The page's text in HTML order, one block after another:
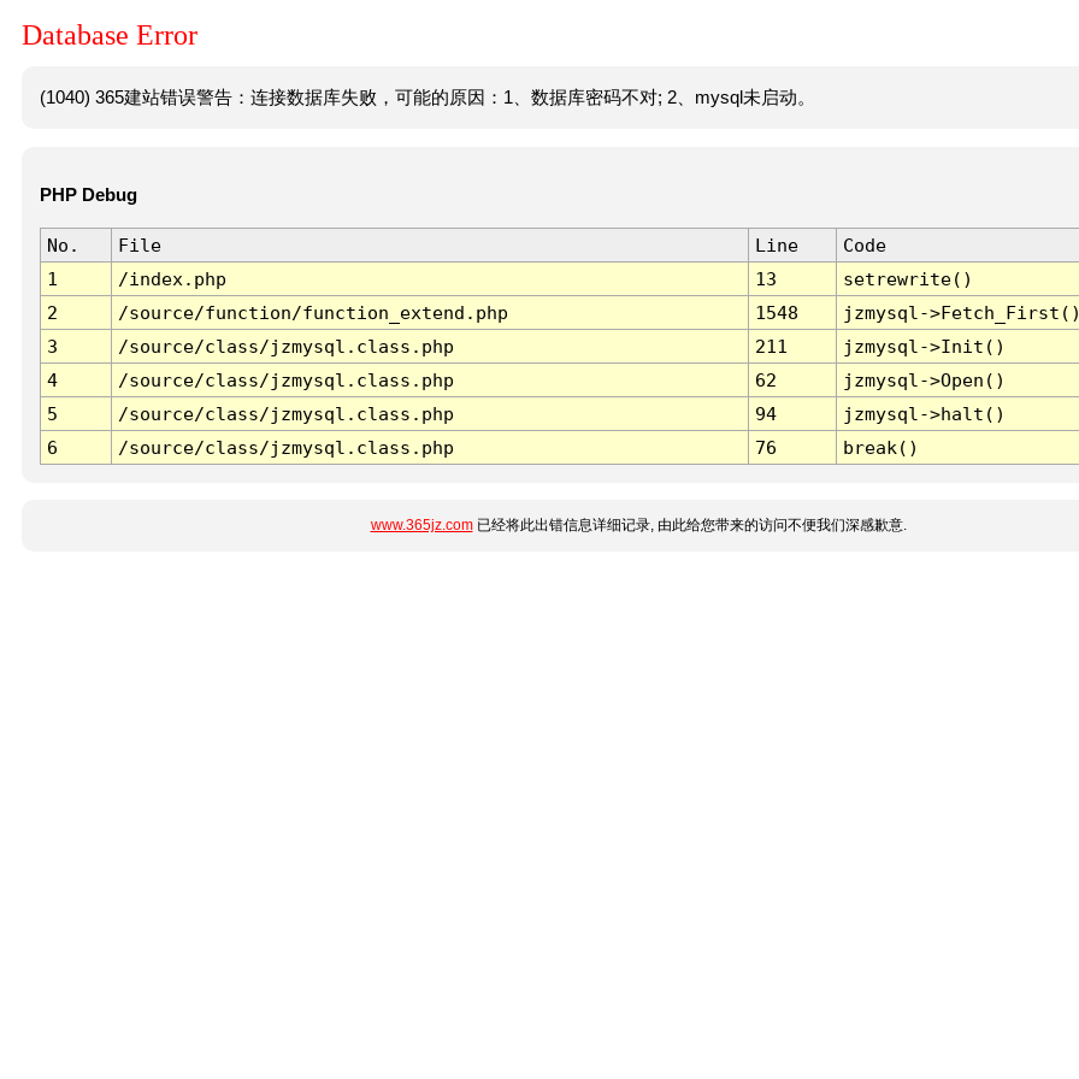
Database Error
(1040) 365建站错误警告：连接数据库失败，可能的原因：1、数据库密码不对; 2、mysql未启动。
PHP Debug
No. File Line
Code
1
/index.php 13
setrewrite()
2
/source/function/function_extend.php 1548
jzmysql-
3
/source/class/jzmysql.class.php 211
jzmysql->Init()
4
/source/class/jzmysql.class.php 62
jzmysql->Open()
5
/source/class/jzmysql.class.php 94
jzmysql->halt()
6
/source/class/jzmysql.class.php 76 break()
www.365jz.com已经将此出错信息详细记录, 由此给您带来的访问不便我们深感歉意.